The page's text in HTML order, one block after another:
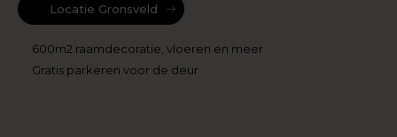
Locatie Gronsveld
600m2 raamdecoratie, vloeren en meer
Gratis parkeren voor de deur